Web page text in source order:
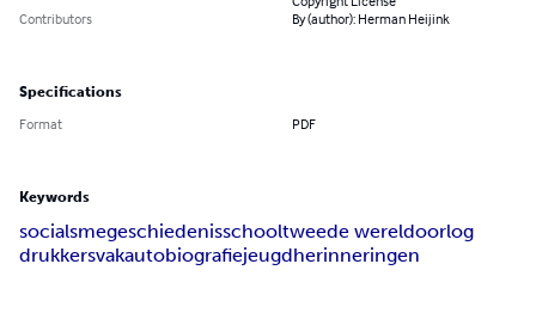
Contributors
By (author): Herman Heijink
Specifications
Format PDF
Keywords
socialsmegeschiedenisschooltweede wereldoorlog
drukkersvakautobiografiejeugdherinneringen